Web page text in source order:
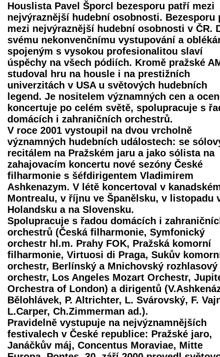
Houslista Pavel Šporcl
bezesporu patří mezi
nejvýraznější hudební osobnosti. Bezesporu
mezi nejvýraznější hudební osobnosti v ČR.
svému nekonvenčnímu vystupování a
spojeným s vysokou profesionalitou slaví
úspěchy na všech pódiích. Kromě pražské
studoval hru na housle i na prestižních
univerzitách v USA u světových hudebních
legend. Je nositelem významných cen a
koncertuje po celém světě, spolupracuje s
domácích i zahraničních orchestrů.
V roce 2001 vystoupil na dvou vrcholně
významných hudebních událostech: se
recitálem na Pražském jaru a jako sólista na
zahajovacím koncertu nové sezóny České
filharmonie s šéfdirigentem Vladimirem
Ashkenazym. V létě koncertoval v
Montrealu, v říjnu ve Španělsku, v listopadu
Holandsku a na Slovensku.
Spolupracuje s řadou domácích i
orchestrů (Česká filharmonie, Symfonický
orchestr hl.m. Prahy FOK, Pražská komorní
filharmonie, Virtuosi di Praga, Sukův
orchestr, Berlínský a Mnichovský rozhlasový
orchestr, Los Angeles Mozart Orchestr,
Orchestra of London) a dirigentů
Bělohlávek, P. Altrichter, L. Svárovský, F.
L.Carper, Ch.Zimmerman ad.).
Pravidelně vystupuje na nejvýznamnějších
festivalech v České republice: Pražské jaro,
Janáčkův máj, Concentus Moraviae, Mitte